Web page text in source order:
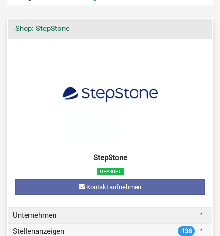
Shop: StepStone
StepStone
Kontakt aufnehmen
Unternehmen
Stellenanzeigen
138